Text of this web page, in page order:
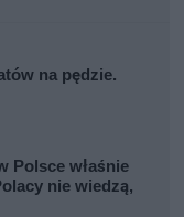
na pędzie.
Polsce właśnie
nie wiedzą,